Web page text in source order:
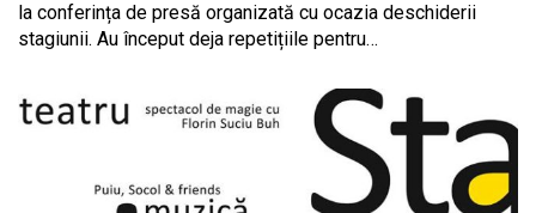
la conferința de presă organizată cu ocazia deschiderii
stagiunii. Au început deja repetițiile pentru…